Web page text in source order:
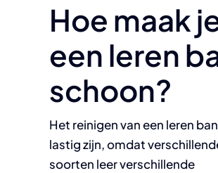
Hoe maak
een leren
schoon?
Het reinigen van een leren
lastig zijn, omdat
soorten leer verschillende